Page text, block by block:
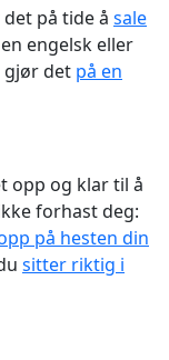
på tide å sale
engelsk eller
gjør det på en
opp og klar til å
forhast deg:
på hesten din
sitter riktig i